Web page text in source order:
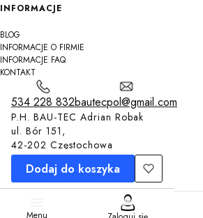
INFORMACJE
BLOG
INFORMACJE O FIRMIE
INFORMACJE FAQ
KONTAKT
534 228 832bautecpol@gmail.com
P.H. BAU-TEC Adrian Robak
ul. Bór 151,
42-202 Częstochowa
Shoper.pl
Dodaj do koszyka
Menu